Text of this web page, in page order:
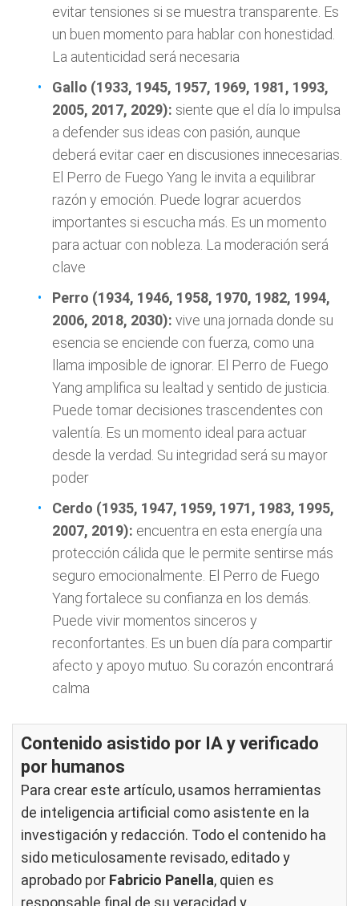
evitar tensiones si se muestra transparente. Es
un buen momento para hablar con honestidad.
La autenticidad será necesaria
Gallo (1933, 1945, 1957, 1969, 1981, 1993,
2005, 2017, 2029): siente que el día lo impulsa
a defender sus ideas con pasión, aunque
deberá evitar caer en discusiones innecesarias.
El Perro de Fuego Yang le invita a equilibrar
razón y emoción. Puede lograr acuerdos
importantes si escucha más. Es un momento
para actuar con nobleza. La moderación será
clave
Perro (1934, 1946, 1958, 1970, 1982, 1994,
2006, 2018, 2030): vive una jornada donde su
esencia se enciende con fuerza, como una
llama imposible de ignorar. El Perro de Fuego
Yang amplifica su lealtad y sentido de justicia.
Puede tomar decisiones trascendentes con
valentía. Es un momento ideal para actuar
desde la verdad. Su integridad será su mayor
poder
Cerdo (1935, 1947, 1959, 1971, 1983, 1995,
2007, 2019): encuentra en esta energía una
protección cálida que le permite sentirse más
seguro emocionalmente. El Perro de Fuego
Yang fortalece su confianza en los demás.
Puede vivir momentos sinceros y
reconfortantes. Es un buen día para compartir
afecto y apoyo mutuo. Su corazón encontrará
calma
Contenido asistido por IA y verificado
por humanos
Para crear este artículo, usamos herramientas
de inteligencia artificial como asistente en la
investigación y redacción. Todo el contenido ha
sido meticulosamente revisado, editado y
aprobado por Fabricio Panella, quien es
responsable final de su veracidad y